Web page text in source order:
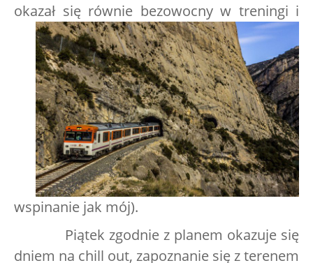
okazał się równie bezowocny w treningi i
wspinanie jak mój).
Piątek zgodnie z planem okazuje się
dniem na chill out, zapoznanie się z terenem